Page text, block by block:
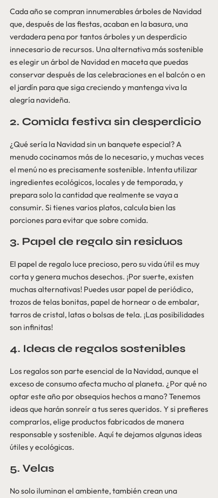
Cada año se compran innumerables árboles de Navidad
que, después de las fiestas, acaban en la basura, una
verdadera pena por tantos árboles y un desperdicio
innecesario de recursos. Una alternativa más sostenible
es elegir un árbol de Navidad en maceta que puedas
conservar después de las celebraciones en el balcón o en
el jardín para que siga creciendo y mantenga viva la
alegría navideña.
2. Comida festiva sin desperdicio
¿Qué sería la Navidad sin un banquete especial? A
menudo cocinamos más de lo necesario, y muchas veces
el menú no es precisamente sostenible. Intenta utilizar
ingredientes ecológicos, locales y de temporada, y
prepara solo la cantidad que realmente se vaya a
consumir. Si tienes varios platos, calcula bien las
porciones para evitar que sobre comida.
3. Papel de regalo sin residuos
El papel de regalo luce precioso, pero su vida útil es muy
corta y genera muchos desechos. ¡Por suerte, existen
muchas alternativas! Puedes usar papel de periódico,
trozos de telas bonitas, papel de hornear o de embalar,
tarros de cristal, latas o bolsas de tela. ¡Las posibilidades
son infinitas!
4. Ideas de regalos sostenibles
Los regalos son parte esencial de la Navidad, aunque el
exceso de consumo afecta mucho al planeta. ¿Por qué no
optar este año por obsequios hechos a mano? Tenemos
ideas que harán sonreír a tus seres queridos. Y si prefieres
comprarlos, elige productos fabricados de manera
responsable y sostenible. Aquí te dejamos algunas ideas
útiles y ecológicas.
5. Velas
No solo iluminan el ambiente, también crean una